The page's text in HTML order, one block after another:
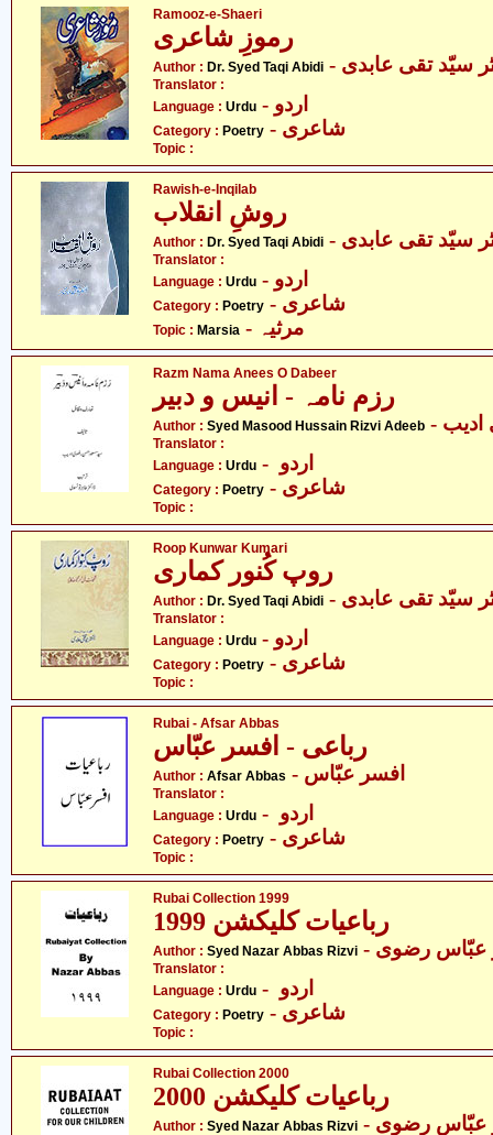
Ramooz-e-Shaeri
رموزِ شاعری
Author : Dr. Syed Taqi Abidi سیّد تقی عابدی
Translator :
Language : Urdu - اردو
Category : Poetry - شاعری
Topic :
Rawish-e-Inqilab
روشِ انقلاب
Author : Dr. Syed Taqi Abidi سیّد تقی عابدی
Translator :
Language : Urdu - اردو
Category : Poetry - شاعری
Topic : Marsia - مرثیہ
Razm Nama Anees O Dabeer
رزم نامہ - انیس و دبیر
Author : Syed Masood Hussain Rizvi Adeeb
Translator :
Language : Urdu
Category : Poetry - شاعری
Topic :
Roop Kunwar Kumari
روپ کُنور کماری
Author : Dr. Syed Taqi Abidi سیّد تقی عابدی
Translator :
Language : Urdu - اردو
Category : Poetry - شاعری
Topic :
Rubai - Afsar Abbas
رباعی - افسر عبّاس
Author : Afsar Abbas
Translator :
Language : Urdu
Category : Poetry - شاعری
Topic :
Rubai Collection 1999
رباعیات کلیکشن 1999
Author : Syed Nazar Abbas Rizvi عبّاس رضوی
Translator :
Language : Urdu
Category : Poetry - شاعری
Topic :
Rubai Collection 2000
رباعیات کلیکشن 2000
Author : Syed Nazar Abbas Rizvi عبّاس رضوی